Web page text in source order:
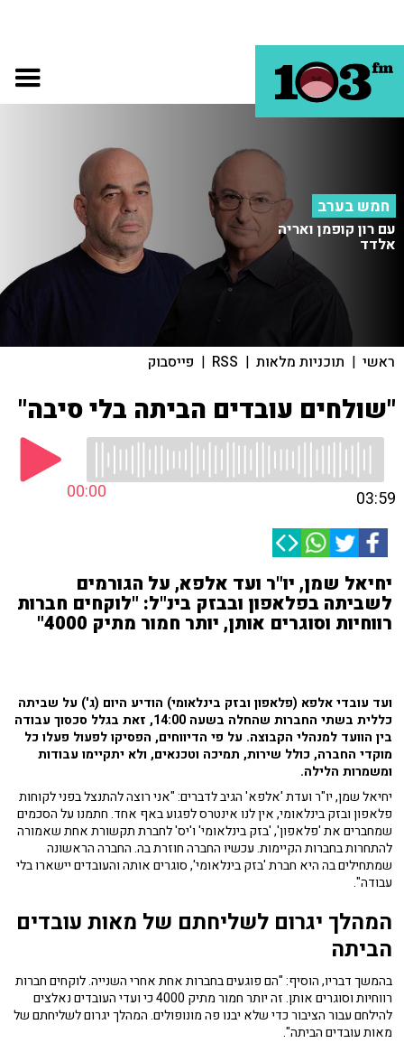
חמש בערב
עם רון קופמן ואריה
אלדד
ראשי | תוכניות מלאות |
RSS
| פייסבוק
"שולחים עובדים הביתה בלי סיבה"
00:00 03:59
יחיאל שמן, יו"ר ועד אלפא, על הגורמים
לשביתה בפלאפון ובבזק בינ"ל: "לוקחים חברות
רווחיות וסוגרים אותן, יותר חמור מתיק 4000"
ועד עובדי אלפא (פלאפון ובזק בינלאומי) הודיע היום (ג') על שביתה
כללית בשתי החברות שהחלה בשעה 14:00, זאת בגלל סכסוך עבודה
בין הוועד למנהלי הקבוצה. על פי הדיווחים, הפסיקו לפעול פעלו כל
מוקדי החברה, כולל שירות, תמיכה וטכנאים, ולא יתקיימו עבודות
ומשמרות הלילה.
יחיאל שמן, יו"ר ועדת 'אלפא' הגיב לדברים: "אני רוצה להתנצל בפני לקוחות
פלאפון ובזק בינלאומי, אין לנו אינטרס לפגוע באף אחד. חתמנו על הסכמים
שמחברים את 'פלאפון', 'בזק בינלאומי' ו'יס' לחברת תקשורת אחת שאמורה
להתחרות בחברות הקיימות. עכשיו החברה חוזרת בה. החברה הראשונה
שמתחילים בה היא חברת 'בזק בינלאומי', סוגרים אותה והעובדים יישארו בלי
עבודה".
המהלך יגרום לשליחתם של מאות עובדים
הביתה
בהמשך דבריו, הוסיף: "הם פוגעים בחברות אחת אחרי השנייה. לוקחים חברות
רווחיות וסוגרים אותן. זה יותר חמור מתיק 4000 כי ועדי העובדים נאלצים
להילחם עבור הציבור כדי שלא יבנו פה מונופולים. המהלך יגרום לשליחתם של
מאות עובדים הביתה".